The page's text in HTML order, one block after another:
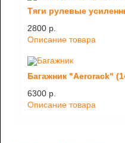
Тяги рулевые
2800 p.
Описание товара
Багажник "Aerorack"
6300 p.
Описание товара